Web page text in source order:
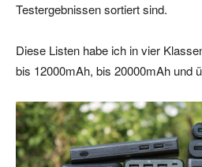
Testergebnissen sortiert sind.
Diese Listen habe ich in vier
bis 12000mAh, bis 20000mAh und